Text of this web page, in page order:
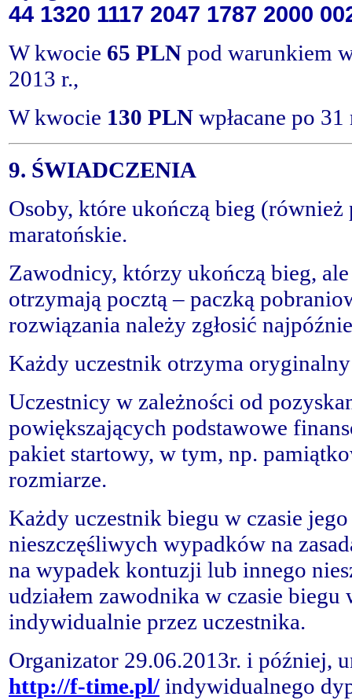
44 1320 1117 2047 1787 2000
W kwocie 65 PLN pod warunkiem
2013 r.,
W kwocie 130 PLN wpłacane po
9. ŚWIADCZENIA
Osoby, które ukończą bieg
maratońskie.
Zawodnicy, którzy ukończą bieg,
otrzymają pocztą – paczką
rozwiązania należy zgłosić
Każdy uczestnik otrzyma
Uczestnicy w zależności od
powiększających podstawowe
pakiet startowy, w tym, np.
rozmiarze.
Każdy uczestnik biegu w czasie
nieszczęśliwych wypadków na
na wypadek kontuzji lub innego
udziałem zawodnika w czasie
indywidualnie przez uczestnika.
Organizator 29.06.2013r. i później,
http://f-time.pl/indywidualnego